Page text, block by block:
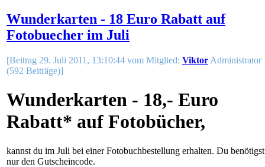
Wunderkarten - 18 Euro Rabatt auf
Fotobuecher im Juli
[Beitrag 29. Juli 2011, 13:10:44 vom Mitglied: Viktor Administrator
(592 Beiträge)]
Wunderkarten - 18,- Euro
Rabatt* auf Fotobücher,
kannst du im Juli bei einer Fotobuchbestellung erhalten. Du benötigst
nur den Gutscheincode.